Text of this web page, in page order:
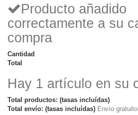
Producto añadido
correctamente a su
compra
Cantidad
Total
Hay 1 artículo en su
Total productos: (tasas incluídas)
Total envío: (tasas incluídas) Envío